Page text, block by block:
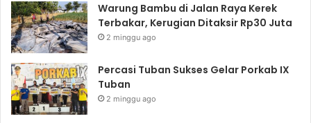
Warung Bambu di Jalan Raya Kerek
Terbakar, Kerugian Ditaksir Rp30 Juta
2 minggu ago
Percasi Tuban Sukses Gelar Porkab IX
Tuban
2 minggu ago